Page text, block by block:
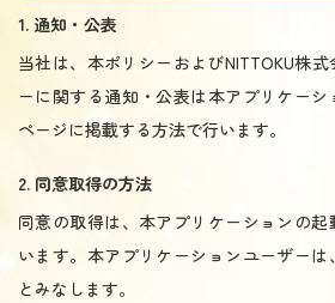
1. 通知・公表
当社は、本ポリシーおよびNITTOKU株
ーに関する通知・公表は本アプリケー
ページに掲載する方法で行います。
2. 同意取得の方法
同意の取得は、本アプリケーションの
います。本アプリケーションユーザー
とみなします。